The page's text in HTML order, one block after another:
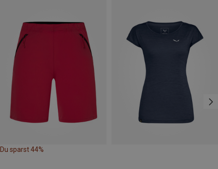
Du sparst 44%